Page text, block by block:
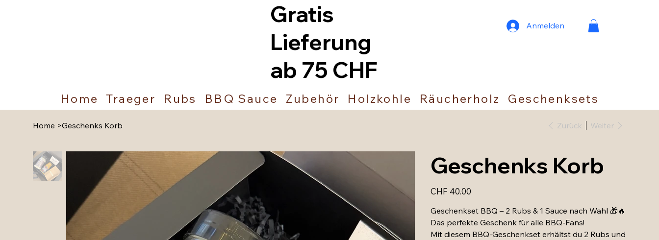
Home Traeger Rubs BBQ Sauce Zubehör Holzkohle Räucherholz Geschenksets
Anmelden
Gratis
Lieferung
ab 75 CHF
Home >Geschenks Korb Zurück Weiter
Geschenks Korb
Preis
CHF 40.00
Geschenkset BBQ – 2 Rubs & 1 Sauce nach Wahl 🎁🔥
Das perfekte Geschenk für alle BBQ-Fans!
Mit diesem BBQ-Geschenkset erhältst du 2 Rubs und